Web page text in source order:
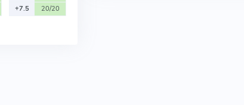
+7.5
20/20